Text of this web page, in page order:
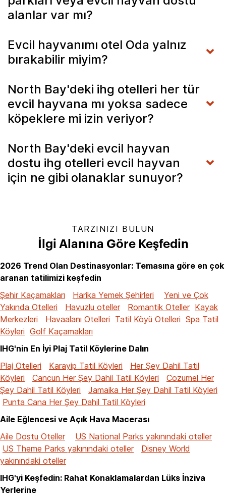
alanlar var mı?
Evcil hayvanımı otel Oda yalnız
bırakabilir miyim?
North Bay'deki ihg otelleri her tür
evcil hayvana mı yoksa sadece
köpeklere mi izin veriyor?
North Bay'deki evcil hayvan
dostu ihg otelleri evcil hayvan
için ne gibi olanaklar sunuyor?
TARZINIZI BULUN
İlgi Alanına Göre Keşfedin
2026 Trend Olan Destinasyonlar: Temasına göre en çok
aranan tatilimizi keşfedin
Şehir Kaçamakları
Harika Yemek Şehirleri
Yeni ve Çok
Yakında Otelleri
Havuzlu oteller Romantik Oteller Kayak
Merkezleri
Havaalanı Otelleri Tatil Köyü Otelleri Spa Tatil
Köyleri Golf Kaçamakları
IHG'nin En İyi Plaj Tatil Köylerine Dalın
Plaj Otelleri
Karayip Tatil Köyleri
Her Şey Dahil Tatil
Köyleri
Cancun Her Şey Dahil Tatil Köyleri
Cozumel Her
Şey Dahil Tatil Köyleri
Jamaika Her Şey Dahil Tatil Köyleri
Punta Cana Her Şey Dahil Tatil Köyleri
Aile Eğlencesi ve Açık Hava Macerası
Aile Dostu Oteller
US National Parks yakınındaki oteller
US Theme Parks yakınındaki oteller
Disney World
yakınındaki oteller
IHG'yi Keşfedin: Rahat Konaklamalardan Lüks İnziva
Yerlerine